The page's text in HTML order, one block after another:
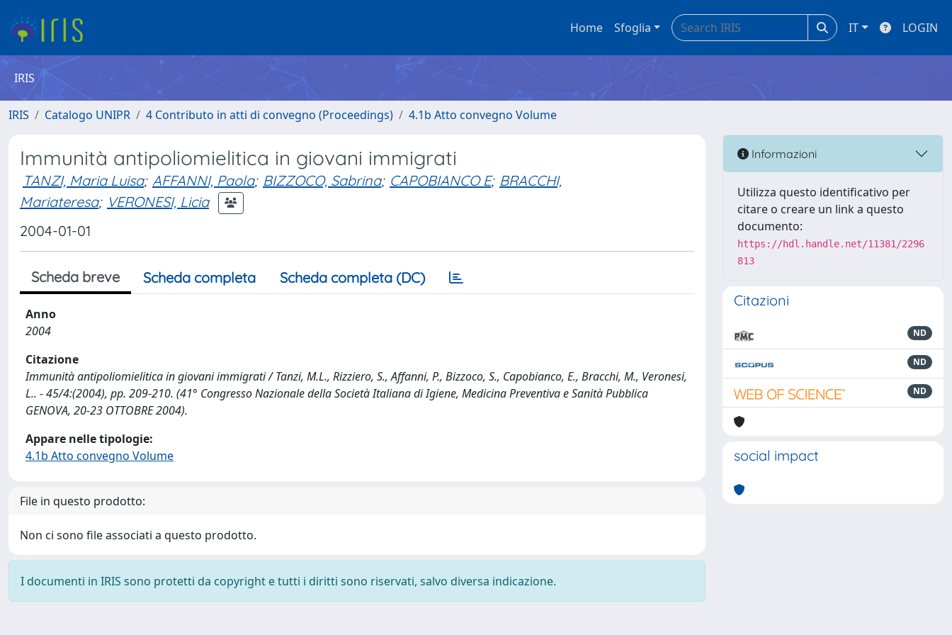
Home Sfoglia IT LOGIN
IRIS
IRIS Catalogo UNIPR 4 Contributo in atti di convegno (Proceedings) 4.1b Atto convegno Volume
Immunità antipoliomielitica in giovani immigrati
TANZI, Maria Luisa; AFFANNI, Paola; BIZZOCO, Sabrina; CAPOBIANCO E; BRACCHI,
Mariateresa; VERONESI, Licia
2004-01-01
Scheda breve Scheda completa Scheda completa (DC)
Anno
2004
Citazione
Immunità antipoliomielitica in giovani immigrati / Tanzi, M.L., Rizziero, S., Affanni, P., Bizzoco, S., Capobianco, E., Bracchi, M., Veronesi,
L.. - 45/4:(2004), pp. 209-210. (41° Congresso Nazionale della Società Italiana di Igiene, Medicina Preventiva e Sanità Pubblica
GENOVA, 20-23 OTTOBRE 2004).
Appare nelle tipologie:
4.1b Atto convegno Volume
File in questo prodotto:
Non ci sono file associati a questo prodotto.
I documenti in IRIS sono protetti da copyright e tutti i diritti sono riservati, salvo diversa indicazione.
Informazioni
Utilizza questo identificativo per
citare o creare un link a questo
documento:
https://hdl.handle.net/11381/2296
813
Citazioni
ND
ND
ND
social impact